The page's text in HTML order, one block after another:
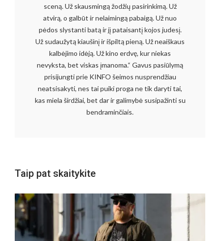
sceną. Už skausmingą žodžių pasirinkimą. Už
atvirą, o galbūt ir nelaimingą pabaigą. Už nuo
pėdos slystanti batą ir jį pataisantį kojos judesį.
Už sudaužytą kiaušinį ir išpiltą pieną. Už neaiškaus
kalbėjimo idėją. Už kino erdvę, kur niekas
nevyksta, bet viskas įmanoma.“ Gavus pasiūlymą
prisijungti prie KINFO šeimos nusprendžiau
neatsisakyti, nes tai puiki proga ne tik daryti tai,
kas miela širdžiai, bet dar ir galimybė susipažinti su
bendraminčiais.
Taip pat skaitykite